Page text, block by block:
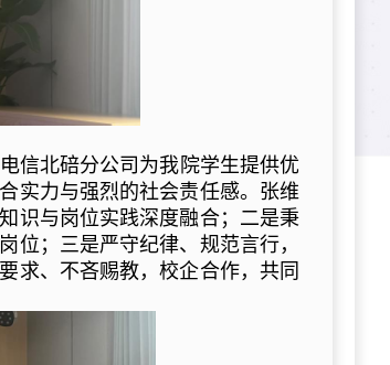
信北碚分公司为我院学生提供优
实力与强烈的社会责任感。张维
识与岗位实践深度融合；二是秉
位；三是严守纪律、规范言行，
求、不吝赐教，校企合作，共同